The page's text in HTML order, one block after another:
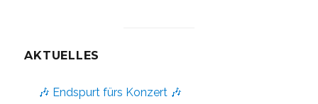
AKTUELLES
🎶 Endspurt fürs Konzert 🎶